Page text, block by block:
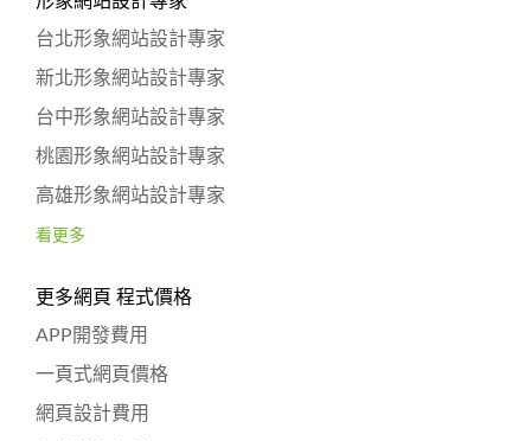
台北形象網站設計專家
新北形象網站設計專家
台中形象網站設計專家
桃園形象網站設計專家
高雄形象網站設計專家
看更多
更多網頁 程式價格
APP開發費用
一頁式網頁價格
網頁設計費用